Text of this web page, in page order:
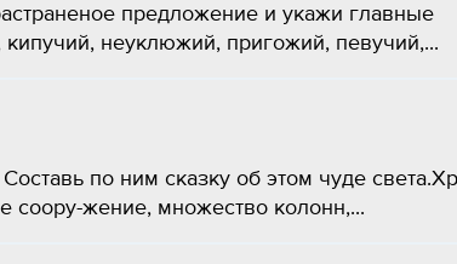
предложение и укажи главные
неуклюжий, пригожий, певучий,...
по ним сказку об этом чуде
соору-жение, множество колонн,...